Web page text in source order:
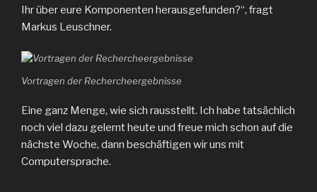
Ihr über eure Komponenten herausgefunden?“, fragt
Markus Leuschner.
Vortragen der Rechercheergebnisse
Eine ganz Menge, wie sich rausstellt. Ich habe tatsächlich
noch viel dazu gelernt heute und freue mich schon auf die
nächste Woche, dann beschäftigen wir uns mit
Computersprache.